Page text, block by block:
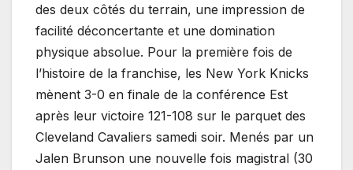
des deux côtés du terrain, une impression de
facilité déconcertante et une domination
physique absolue. Pour la première fois de
l’histoire de la franchise, les New York Knicks
mènent 3-0 en finale de la conférence Est
après leur victoire 121-108 sur le parquet des
Cleveland Cavaliers samedi soir. Menés par un
Jalen Brunson une nouvelle fois magistral (30